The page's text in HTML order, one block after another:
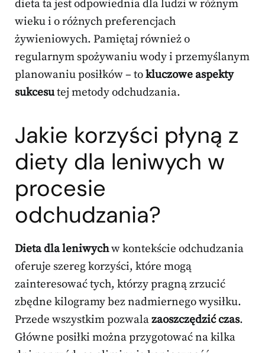
dieta ta jest odpowiednia dla ludzi w różnym
wieku i o różnych preferencjach
żywieniowych. Pamiętaj również o
regularnym spożywaniu wody i przemyślanym
planowaniu posiłków – tokluczowe aspekty
sukcesutej metody odchudzania.
Jakie korzyści płyną z
diety dla leniwych w
procesie
odchudzania?
Dieta dla leniwychw kontekście odchudzania
oferuje szereg korzyści, które mogą
zainteresować tych, którzy pragną zrzucić
zbędne kilogramy bez nadmiernego wysiłku.
Przede wszystkim pozwalazaoszczędzić czas.
Główne posiłki można przygotować na kilka